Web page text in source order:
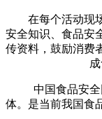
在每个活动现场
安全知识、食品安
传资料，鼓励消费
中国食品安全
体。是当前我国食